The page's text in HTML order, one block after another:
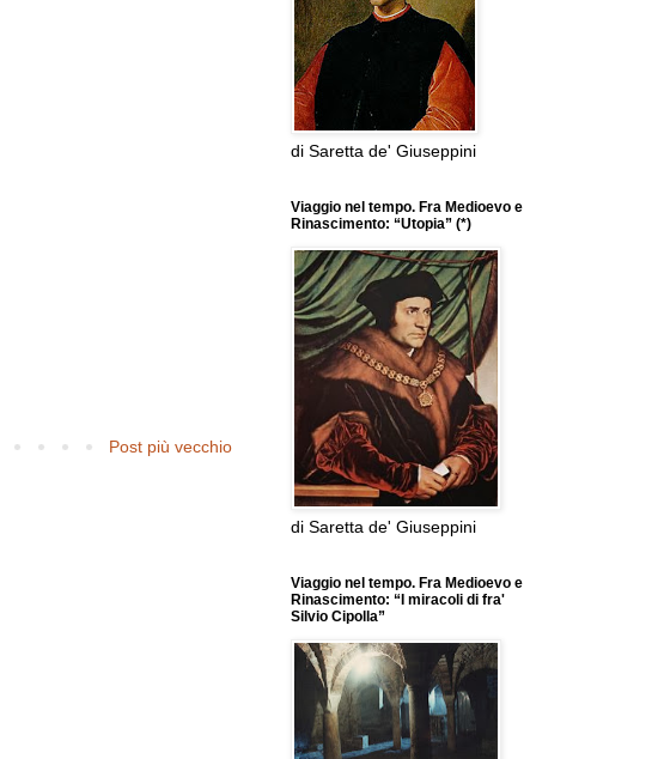
Post più vecchio
di Saretta de' Giuseppini
Viaggio nel tempo. Fra Medioevo e
Rinascimento: “Utopia” (*)
di Saretta de' Giuseppini
Viaggio nel tempo. Fra Medioevo e
Rinascimento: “I miracoli di fra'
Silvio Cipolla”